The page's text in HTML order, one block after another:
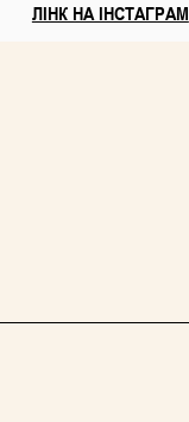
ЛІНК НА ІНСТАГРАМ